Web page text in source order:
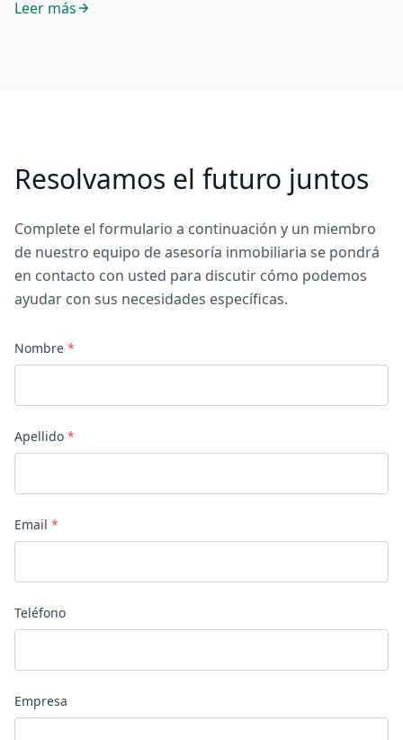
Leer más
Resolvamos el futuro juntos
Complete el formulario a continuación y un miembro
de nuestro equipo de asesoría inmobiliaria se pondrá
en contacto con usted para discutir cómo podemos
ayudar con sus necesidades específicas.
Nombre *
Apellido *
Email *
Teléfono
Empresa